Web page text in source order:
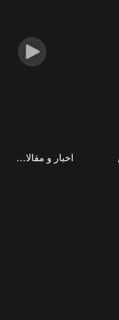
اخبار و مقالات